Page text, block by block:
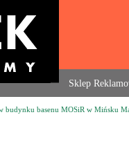
Sklep
budynku basenu MOSiR w Mińsku